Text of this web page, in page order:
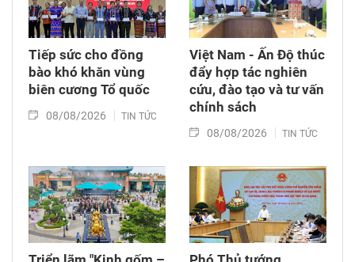
Tiếp sức cho đồng
bào khó khăn vùng
biên cương Tổ quốc
08/08/2026 TIN TỨC
Việt Nam - Ấn Độ thúc
đẩy hợp tác nghiên
cứu, đào tạo và tư vấn
chính sách
08/08/2026 TIN TỨC